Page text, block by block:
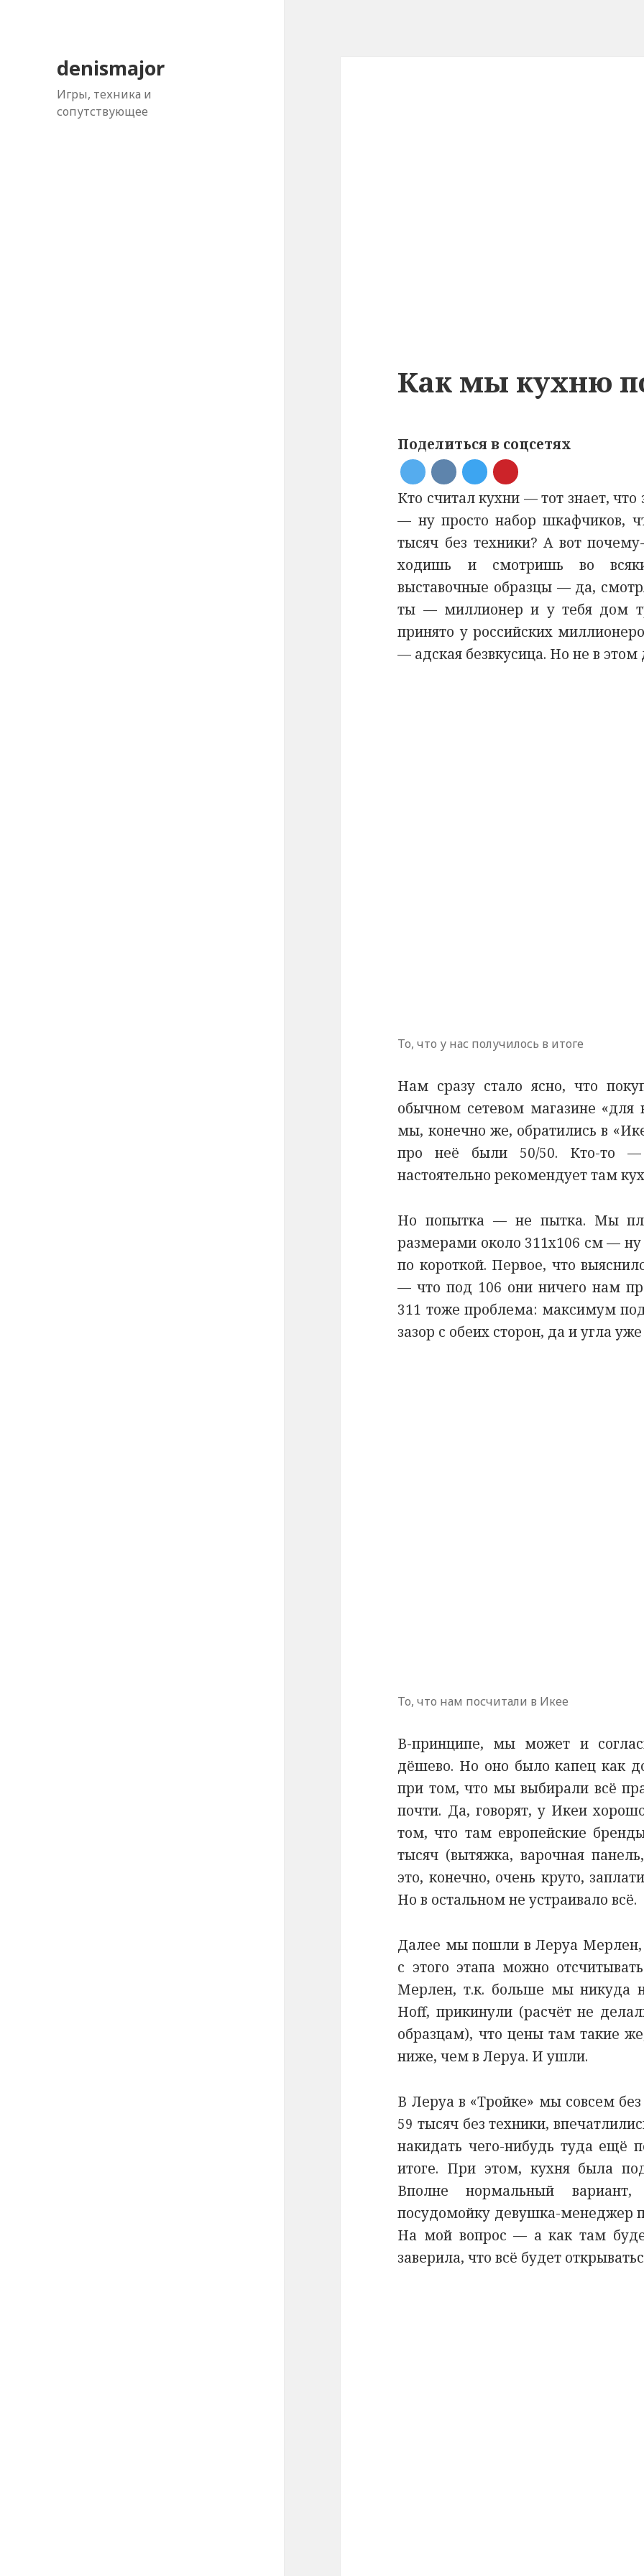
denismajor
Игры, техника и
сопутствующее
Как мы кухню
Поделиться в соцсетях
Кто считал кухни — тот знает, что
— ну просто набор шкафчиков,
тысяч без техники? А вот
ходишь и смотришь во
выставочные образцы — да,
ты — миллионер и у тебя дом
принято у российских
— адская безвкусица. Но не в этом
То, что у нас получилось в итоге
Нам сразу стало ясно, что
обычном сетевом магазине
мы, конечно же, обратились в
про неё были 50/50. Кто-то
настоятельно рекомендует там
Но попытка — не пытка. Мы
размерами около 311х106 см — ну
по короткой. Первое, что
— что под 106 они ничего нам
311 тоже проблема: максимум
зазор с обеих сторон, да и угла
То, что нам посчитали в Икее
В-принципе, мы может и
дёшево. Но оно было капец как
при том, что мы выбирали всё
почти. Да, говорят, у Икеи
том, что там европейские
тысяч (вытяжка, варочная
это, конечно, очень круто,
Но в остальном не устраивало всё.
Далее мы пошли в Леруа Мерлен,
с этого этапа можно
Мерлен, т.к. больше мы никуда
Hoff, прикинули (расчёт не
образцам), что цены там такие
ниже, чем в Леруа. И ушли.
В Леруа в «Тройке» мы совсем
59 тысяч без техники,
накидать чего-нибудь туда ещё
итоге. При этом, кухня была
Вполне нормальный
посудомойку девушка-менеджер
На мой вопрос — а как там
заверила, что всё будет